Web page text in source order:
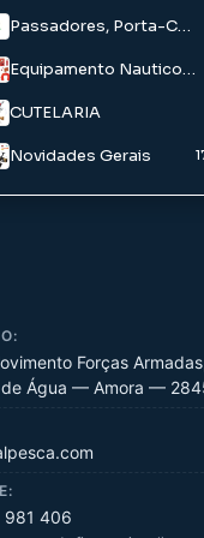
Chumbo em caixa
Pó para Chumbadas
Engodos e Aditivos
Iscos Água Doce
Iscos Agua Salgada
Passadores, Porta-Carretos E Acessorios
Equipamento Nautico/ Palamenta
CUTELARIA
Novidades Gerais
Forças
Água — Amora —
981 406